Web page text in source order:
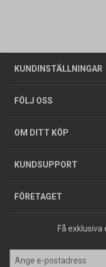
KUNDINSTÄLLNINGAR
Företagskund /
FÖLJ OSS
OM DITT KÖP
Allmänna
Integritetspolicy
GDPR
KUNDSUPPORT
Butiker
Foldrar och kataloger
Köpguider
Varumärken
FÖRETAGET
Om oss
Tjänster
Hållbarhet
Jobba hos oss
Press
Få